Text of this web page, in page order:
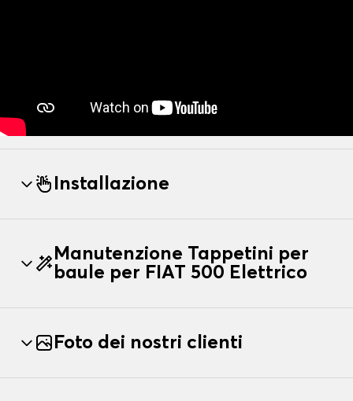
Installazione
Manutenzione Tappetini per
baule per FIAT 500 Elettrico
Foto dei nostri clienti